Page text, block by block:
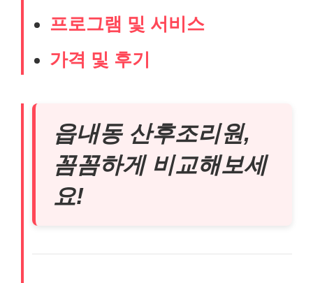
프로그램 및 서비스
가격 및 후기
읍내동 산후조리원,
꼼꼼하게 비교해보세
요!